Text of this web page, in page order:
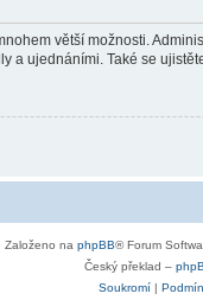
větší možnosti.
ujednáními. Také se
Založeno na phpBB® Forum
Český překlad –
Soukromí|